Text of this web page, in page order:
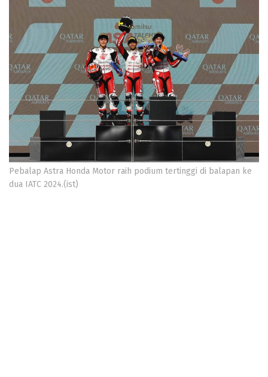
Pebalap Astra Honda Motor raih podium tertinggi di balapan ke
dua IATC 2024.(ist)